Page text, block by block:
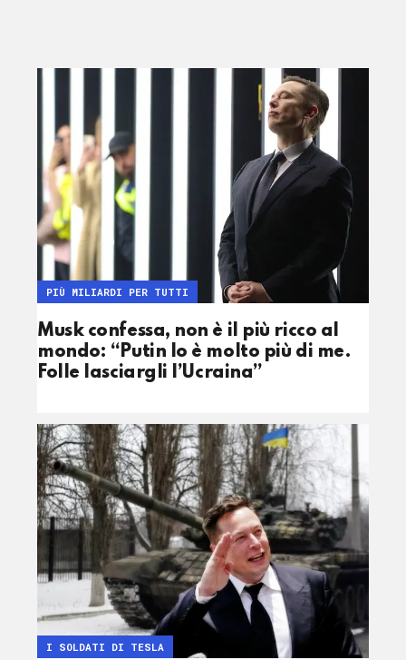
Musk confessa, non è il più ricco al
mondo: “Putin lo è molto più di me.
Folle lasciargli l’Ucraina”
PIÙ MILIARDI PER TUTTI
I SOLDATI DI TESLA